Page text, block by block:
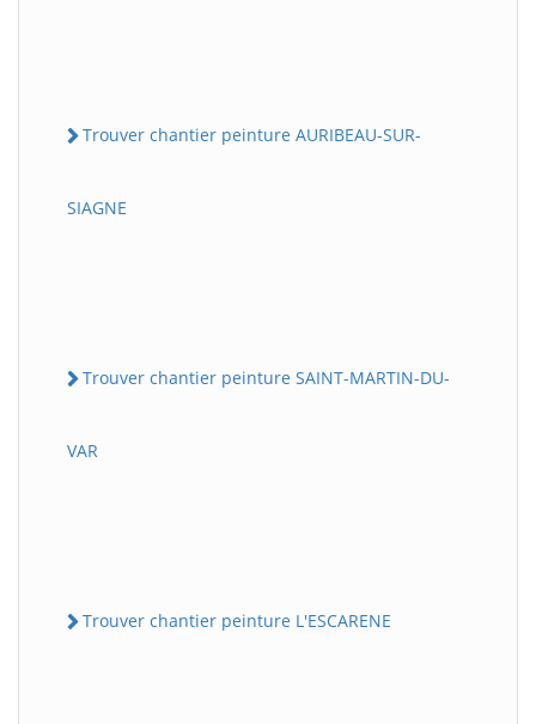
Trouver chantier peinture AURIBEAU-SUR-
SIAGNE
Trouver chantier peinture SAINT-MARTIN-DU-
VAR
Trouver chantier peinture L'ESCARENE